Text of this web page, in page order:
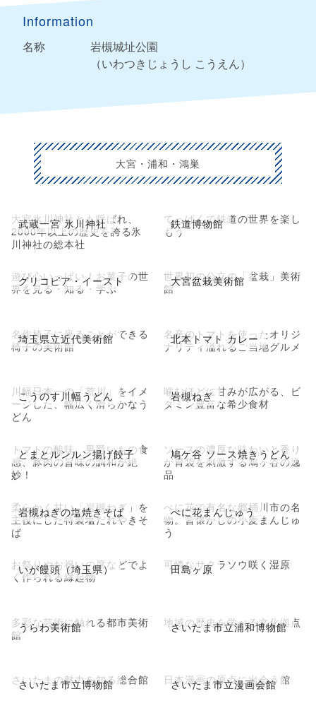
Information
名称
岩槻城址公園
（いわつきじょうし こうえん）
大宮・浦和・鴻巣
武蔵一宮 氷川神社
大宮氷川神社とも呼ばれ、
2000年以上の歴史を誇る氷
川神社の総本社
鉄道博物館
てっぱくで鉄道の世界を楽し
もう
グリコピア・イースト
遊び心いっぱい！お菓子の世
界を見る・知る・学ぶ
大宮盆栽美術館
世界初の公立の「盆栽」美術
館
埼玉県立近代美術館
名作椅子に座ることができる
椅子の美術館
北本トマト カレー
名産のトマトを使ったオリジ
ナリティ溢れるご当地グルメ
こうのす川幅うどん
川幅日本一の「荒川」をイメ
ージした、幅広く滑らかなう
どん
岩槻ねぎ
噛むほどに甘みが広がる、ビ
タミン豊富な希少食材
とまとルンルン揚げ餃子
トマトの酸味、男爵いもの食
感、豚肉の旨味の調和が絶
妙！
鳩ケ谷 ソース焼きうどん
ソースの濃厚な味わいと香り
が胃袋を刺激する鳩ヶ谷の逸
品
岩槻ねぎの塩焼きそば
柔らかく甘い「岩槻ねぎ」を
主役にした特製塩だれやきそ
ば
べに花まんじゅう
べに花で有名な郷桶川市の名
物。昔懐かしの小麦まんじゅ
う
いが饅頭（埼玉県）
お祭りやお祝いの席などでよ
く作られる縁起物
田島ヶ原
可憐なサクラソウ咲く湿原
うらわ美術館
多彩な芸術に触れる都市美術
館
さいたま市立浦和博物館
地域の歴史を学べる文化拠点
さいたま市立博物館
さいたまの魅力を知る総合館 さいたま市立漫画会館
日本漫画の原点に出会う館